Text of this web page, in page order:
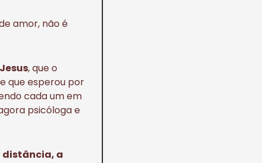
amor, não é
Jesus, que o
que esperou por
cada um em
psicóloga e
distância, a